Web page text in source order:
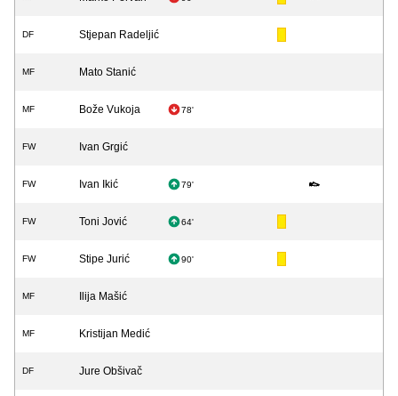
DF Stjepan Radeljić
MF Mato Stanić
MF Bože Vukoja 78'
FW Ivan Grgić
FW Ivan Ikić 79'
FW Toni Jović 64'
FW Stipe Jurić 90'
MF Ilija Mašić
MF Kristijan Medić
DF Jure Obšivač